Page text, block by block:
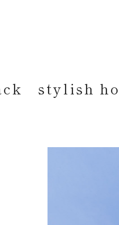
stylish